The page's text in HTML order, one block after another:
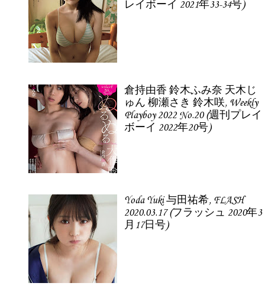
レイボーイ 2021年33-34号)
倉持由香 鈴木ふみ奈 天木じ
ゅん 柳瀬さき 鈴木咲, Weekly
Playboy 2022 No.20 (週刊プレイ
ボーイ 2022年20号)
Yoda Yuki 与田祐希, FLASH
2020.03.17 (フラッシュ 2020年3
月17日号)